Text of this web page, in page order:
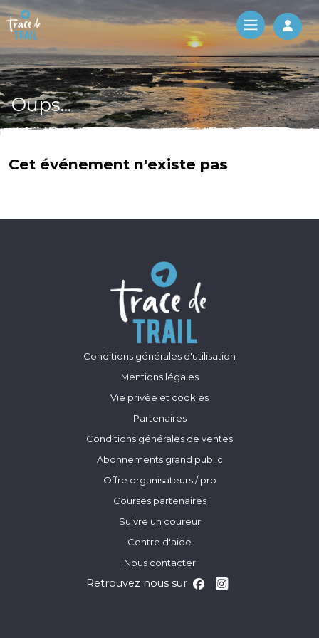
Log
Oups...
Cet événement n'existe pas
Conditions générales d'utilisation
Mentions légales
Vie privée et cookies
Partenaires
Conditions générales de ventes
Abonnements grand public
Offre organisateurs / pro
Courses partenaires
Suivre un coureur
Centre d'aide
Nous contacter
Retrouvez nous sur